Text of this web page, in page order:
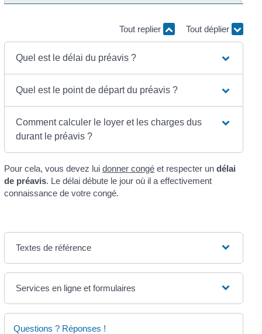
Tout replier Tout déplier
Quel est le délai du préavis ?
Quel est le point de départ du préavis ?
Comment calculer le loyer et les charges dus
durant le préavis ?
Pour cela, vous devez lui donner congéet respecter un délai
de préavis. Le délai débute le jour où il a effectivement
connaissance de votre congé.
Textes de référence
Services en ligne et formulaires
Questions ? Réponses !